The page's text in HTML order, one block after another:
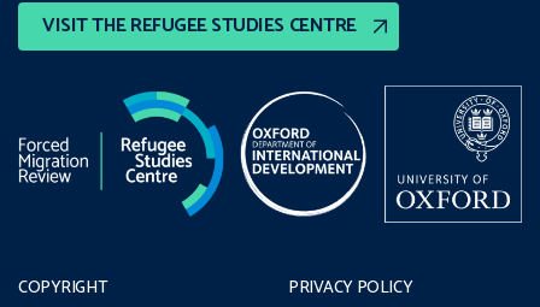
VISIT THE REFUGEE STUDIES CENTRE
COPYRIGHT PRIVACY POLICY